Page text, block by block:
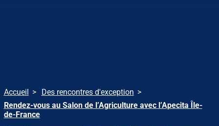
Accueil
Des rencontres d'exception
Rendez-vous au Salon de l’Agriculture avec l’Apecita Île-
de-France